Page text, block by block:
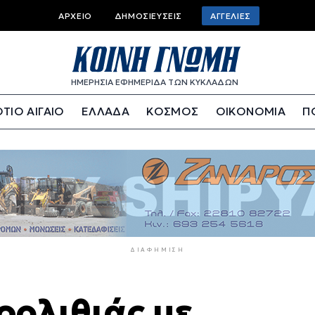
Top
bar
menu
ΑΡΧΕΊΟ ΔΗΜΟΣΙΕΎΣΕΙΣ ΑΓΓΕΛΊΕΣ
ΗΜΕΡΗΣΙΑ ΕΦΗΜΕΡΙΔΑ ΤΩΝ ΚΥΚΛΑΔΩΝ
ΑΙΓΑΙΟ ΕΛΛΑΔΑ ΚΟΣΜΟΣ ΟΙΚΟΝΟΜΙΑ
ΔΙΑΦΉΜΙΣΗ